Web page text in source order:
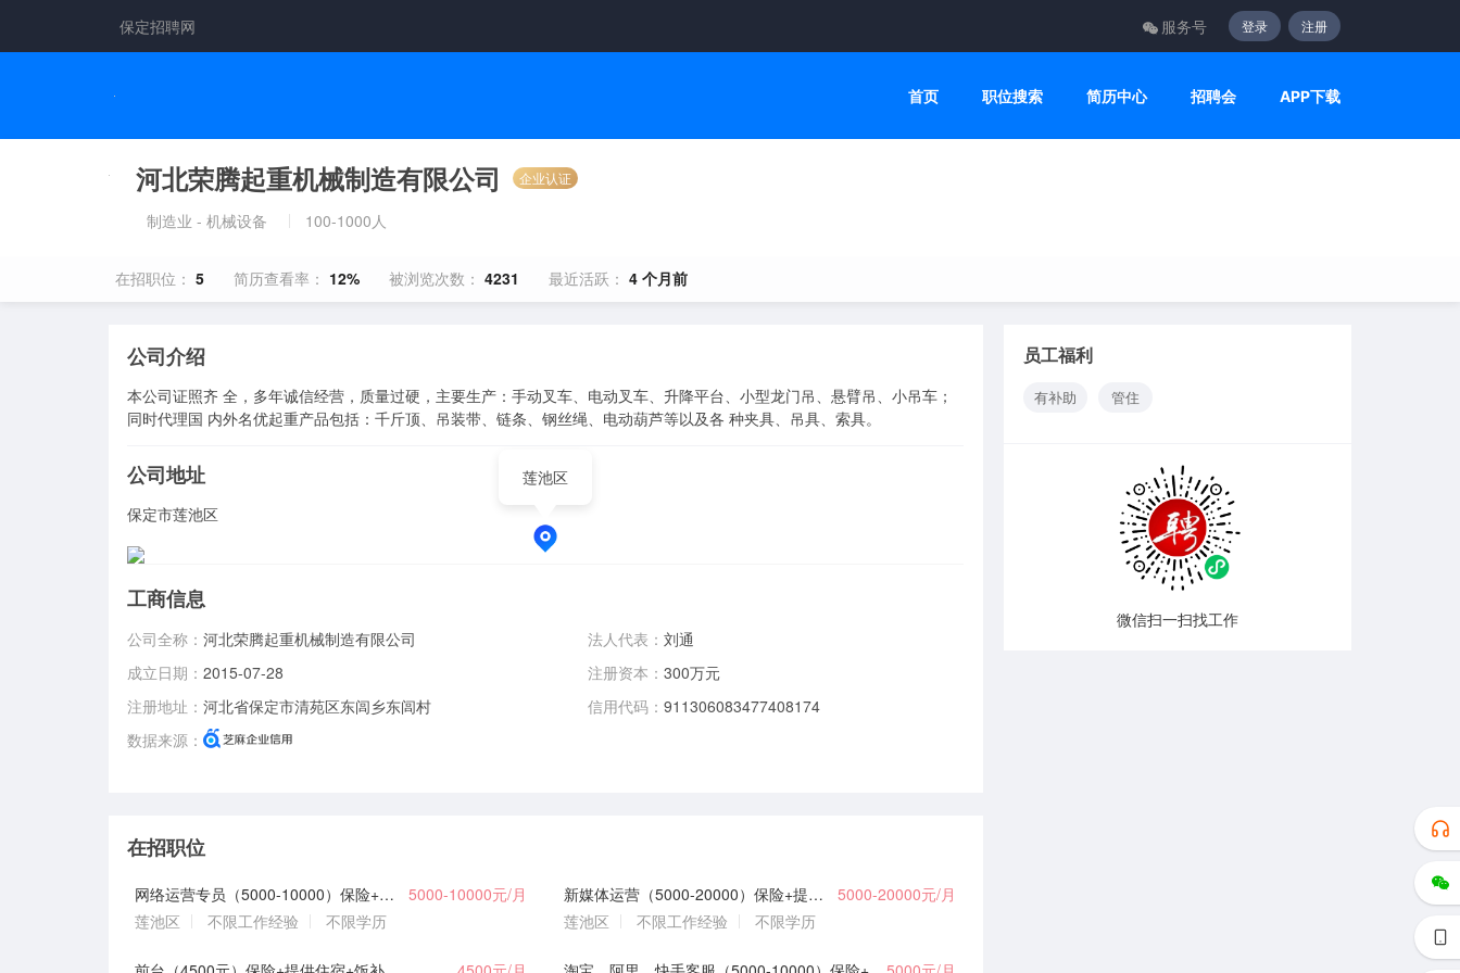
保定招聘网 服务号 登录 注册
首页 职位搜索 简历中心 招聘会 APP下载
河北荣腾起重机械制造有限公司 企业认证
制造业 - 机械设备 100-1000人
在招职位： 5 简历查看率： 12% 被浏览次数： 4231 最近活跃： 4 个月前
公司介绍
本公司证照齐 全，多年诚信经营，质量过硬，主要生产：手动叉车、电动叉车、升降平台、小型龙门吊、悬臂吊、小吊车；
同时代理国 内外名优起重产品包括：千斤顶、吊装带、链条、钢丝绳、电动葫芦等以及各 种夹具、吊具、索具。
公司地址
保定市莲池区
莲池区
工商信息
公司全称：河北荣腾起重机械制造有限公司
成立日期：2015-07-28
注册地址：河北省保定市清苑区东闾乡东闾村
数据来源：
法人代表： 刘通
注册资本： 300万元
信用代码： 911306083477408174
在招职位
网络运营专员（5000-10000）保险+提供住宿+饭补
5000-10000元/月
莲池区
不限工作经验 不限学历
新媒体运营（5000-20000）保险+提供住宿+饭补
5000-20000元/月
莲池区
不限工作经验 不限学历
员工福利
有补助 管住
微信扫一扫找工作